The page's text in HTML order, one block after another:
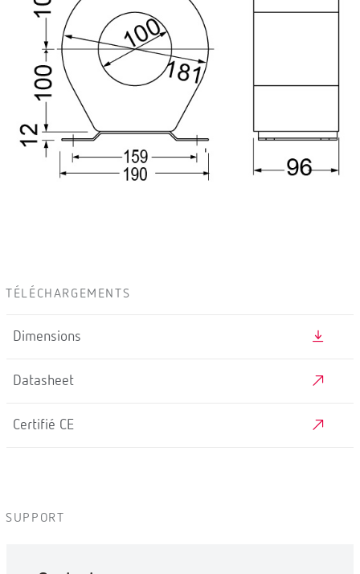
TÉLÉCHARGEMENTS
Dimensions
Datasheet
Certifié CE
SUPPORT